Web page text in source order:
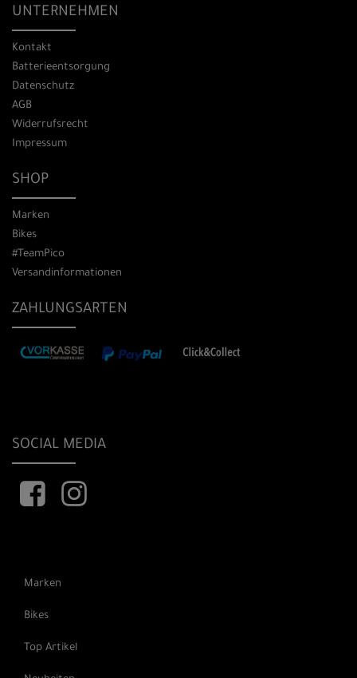
UNTERNEHMEN
Kontakt
Batterieentsorgung
Datenschutz
AGB
Widerrufsrecht
Impressum
SHOP
Marken
Bikes
#TeamPico
Versandinformationen
ZAHLUNGSARTEN
SOCIAL MEDIA
Marken
Bikes
Top Artikel